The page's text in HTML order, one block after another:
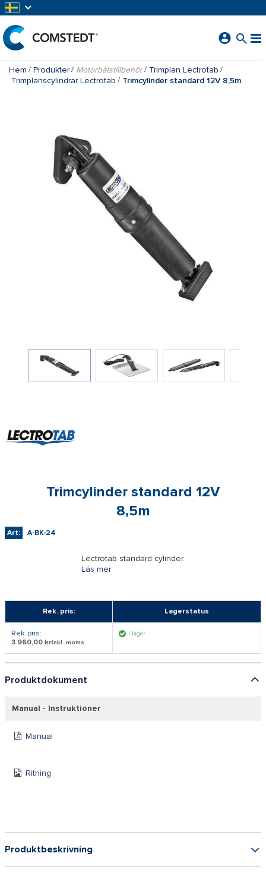
Hem Produkter Motorbåtstillbehör
Trimplan Lectrotab
Trimplanscylindrar Lectrotab
Trimcylinder standard 12V 8,5m
Trimcylinder standard 12V
8,5m
Art: A-BK-24
Lectrotab standard cylinder.
Läs mer
Rek. pris: Lagerstatus
Rek. pris:
3 960,00 krinkl. moms
I lager
Produktdokument
Manual - Instruktioner
Manual
Ritning
Produktbeskrivning